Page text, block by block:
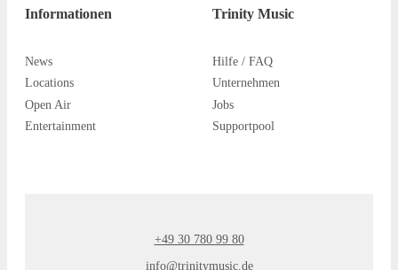
Informationen
News
Locations
Open Air
Entertainment
Trinity Music
Hilfe / FAQ
Unternehmen
Jobs
Supportpool
+49 30 780 99 80
info@trinitymusic.de